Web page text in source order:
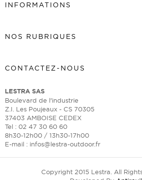
INFORMATIONS
NOS RUBRIQUES
CONTACTEZ-NOUS
LESTRA SAS
Boulevard de l'industrie
Z.I. Les Poujeaux - CS 70305
37403 AMBOISE CEDEX
Tel : 02 47 30 60 60
8h30-12h00 / 13h30-17h00
E-mail : infos@lestra-outdoor.fr
Copyright 2015 Lestra. All